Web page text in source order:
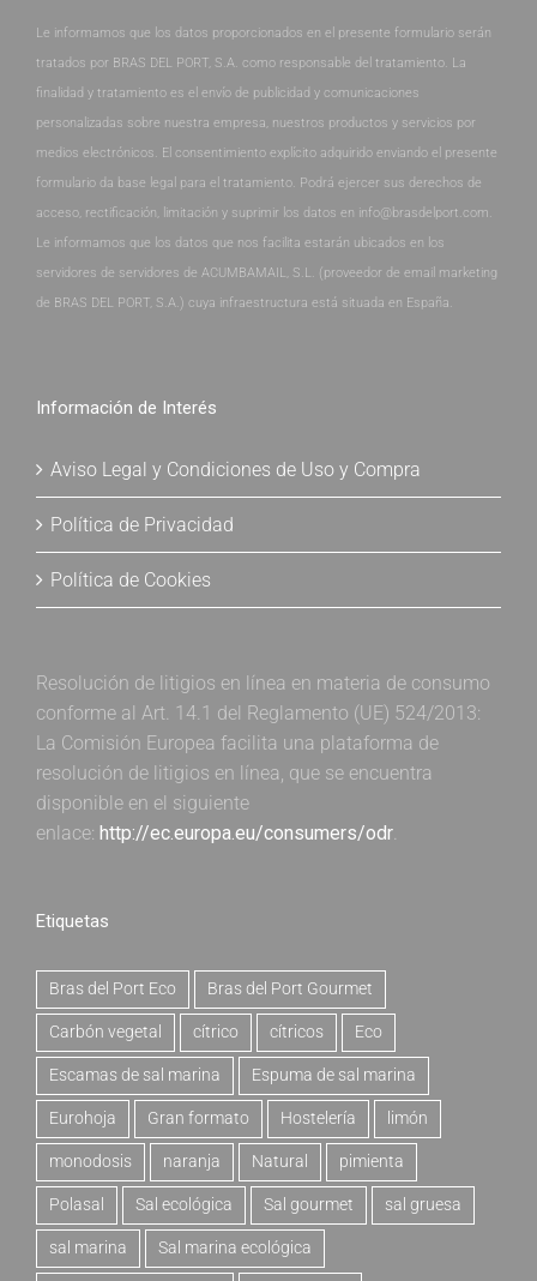
Le informamos que los datos proporcionados en el presente formulario serán
tratados por BRAS DEL PORT, S.A. como responsable del tratamiento. La
finalidad y tratamiento es el envío de publicidad y comunicaciones
personalizadas sobre nuestra empresa, nuestros productos y servicios por
medios electrónicos. El consentimiento explícito adquirido enviando el presente
formulario da base legal para el tratamiento. Podrá ejercer sus derechos de
acceso, rectificación, limitación y suprimir los datos en info@brasdelport.com.
Le informamos que los datos que nos facilita estarán ubicados en los
servidores de servidores de ACUMBAMAIL, S.L. (proveedor de email marketing
de BRAS DEL PORT, S.A.) cuya infraestructura está situada en España.
Información de Interés
Aviso Legal y Condiciones de Uso y Compra
Política de Privacidad
Política de Cookies
Resolución de litigios en línea en materia de consumo
conforme al Art. 14.1 del Reglamento (UE) 524/2013:
La Comisión Europea facilita una plataforma de
resolución de litigios en línea, que se encuentra
disponible en el siguiente
enlace: http://ec.europa.eu/consumers/odr.
Etiquetas
Bras del Port Eco Bras del Port Gourmet
Carbón vegetal cítrico cítricos Eco
Escamas de sal marina Espuma de sal marina
Eurohoja Gran formato Hostelería limón
monodosis naranja Natural pimienta
Polasal Sal ecológica Sal gourmet sal gruesa
sal marina Sal marina ecológica